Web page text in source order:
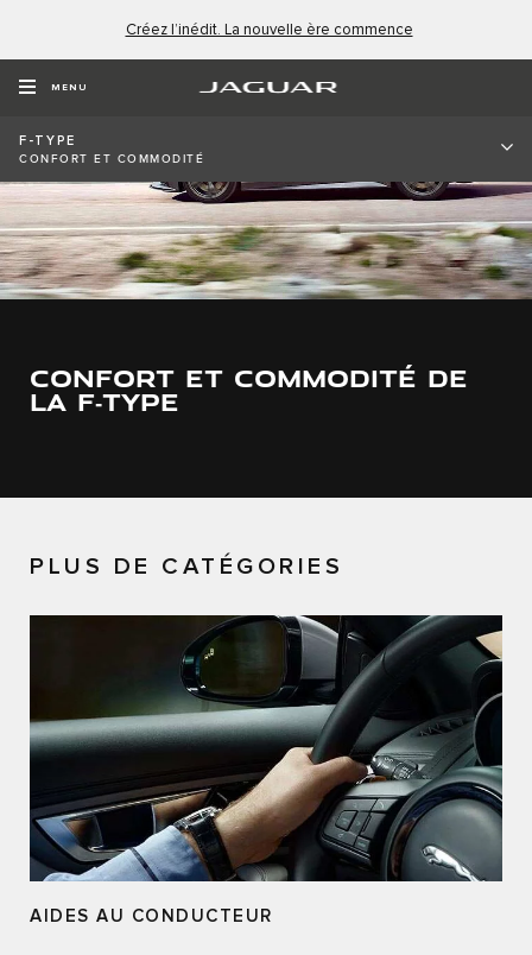
Créez l’inédit. La nouvelle ère commence
MENU
F-TYPE
CONFORT ET COMMODITÉ
CONFORT ET COMMODITÉ DE
LA F‑TYPE
PLUS DE CATÉGORIES
AIDES AU CONDUCTEUR